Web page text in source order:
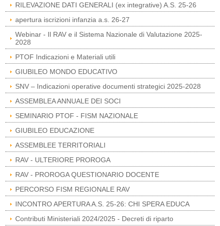
RILEVAZIONE DATI GENERALI (ex integrative) A.S. 25-26
apertura iscrizioni infanzia a.s. 26-27
Webinar - Il RAV e il Sistema Nazionale di Valutazione 2025-
2028
PTOF Indicazioni e Materiali utili
GIUBILEO MONDO EDUCATIVO
SNV – Indicazioni operative documenti strategici 2025-2028
ASSEMBLEA ANNUALE DEI SOCI
SEMINARIO PTOF - FISM NAZIONALE
GIUBILEO EDUCAZIONE
ASSEMBLEE TERRITORIALI
RAV - ULTERIORE PROROGA
RAV - PROROGA QUESTIONARIO DOCENTE
PERCORSO FISM REGIONALE RAV
INCONTRO APERTURA A.S. 25-26: CHI SPERA EDUCA
Contributi Ministeriali 2024/2025 - Decreti di riparto